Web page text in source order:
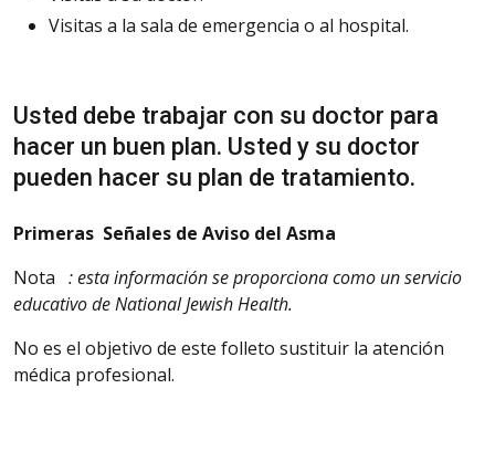
Visitas a la sala de emergencia o al hospital.
Usted debe trabajar con su doctor para
hacer un buen plan. Usted y su doctor
pueden hacer su plan de tratamiento.
Primeras Señales de Aviso del Asma
Nota : esta información se proporciona como un servicio
educativo de National Jewish Health.
No es el objetivo de este folleto sustituir la atención
médica profesional.